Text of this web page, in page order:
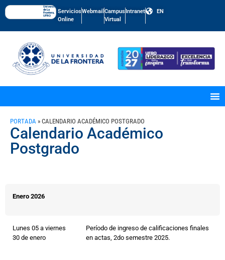
Universidad
de La
Frontera,
UFRO
Servicios
Online
Webmail Campus
Virtual
Intranet EN
PORTADA » CALENDARIO ACADÉMICO POSTGRADO
Calendario Académico
Postgrado
Enero 2026
Lunes 05 a viernes
30 de enero
Período de ingreso de calificaciones finales
en actas, 2do semestre 2025.